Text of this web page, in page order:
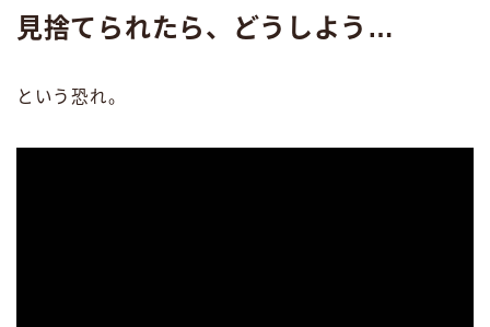
見捨てられたら、どうしよう…
という恐れ。